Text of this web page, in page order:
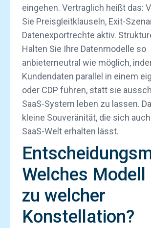
eingehen. Vertraglich heißt das:
Sie Preisgleitklauseln, Exit-
Datenexportrechte aktiv.
Halten Sie Ihre Datenmodelle so
anbieterneutral wie möglich,
Kundendaten parallel in einem
oder CDP führen, statt sie
SaaS-System leben zu lassen.
kleine Souveränität, die sich
SaaS-Welt erhalten lässt.
Welches
zu welcher
Konstellation?